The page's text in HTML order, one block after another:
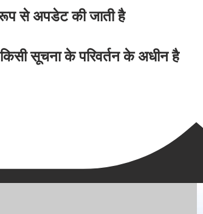
से अपडेट की जाती है
किसी सूचना के परिवर्तन के अधीन है